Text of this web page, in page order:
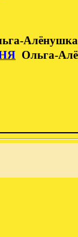
Алёнушка
Ольга-